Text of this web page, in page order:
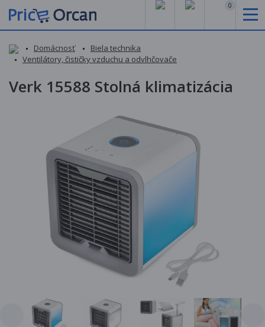
0
Domácnosť
Biela technika
Ventilátory, čističky vzduchu a odvlhčovače
Verk 15588 Stolná klimatizácia